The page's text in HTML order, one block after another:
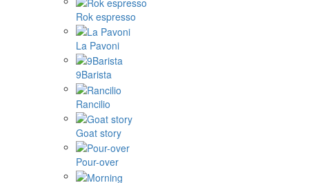
Rok espresso
La Pavoni
9Barista
Rancilio
Goat story
Pour-over